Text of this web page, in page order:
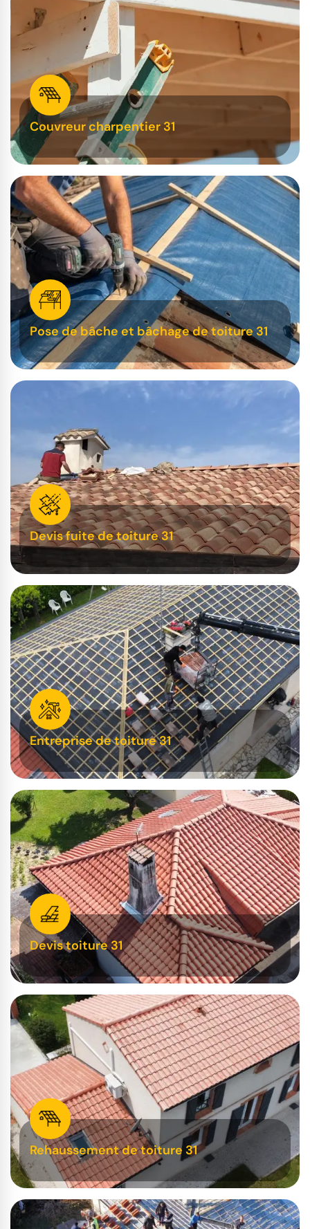
Couvreur charpentier 31
Pose de bâche et bâchage de toiture 31
Devis fuite de toiture 31
Entreprise de toiture 31
Devis toiture 31
Rehaussement de toiture 31